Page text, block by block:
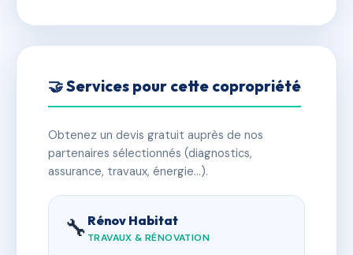
🤝 Services pour cette copropriété
Obtenez un devis gratuit auprès de nos
partenaires sélectionnés (diagnostics,
assurance, travaux, énergie…).
🔧 Rénov Habitat
TRAVAUX & RÉNOVATION